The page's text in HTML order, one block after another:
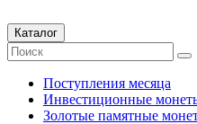
Каталог
Поступления месяца
Инвестиционные
Золотые памятные